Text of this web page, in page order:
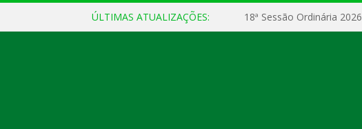
ÚLTIMAS ATUALIZAÇÕES: 18ª Sessão Ordinária 2026